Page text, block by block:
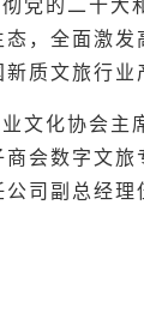
党的二十大
态，全面激
新质文旅行
文化协会主
商会数字文
公司副总经